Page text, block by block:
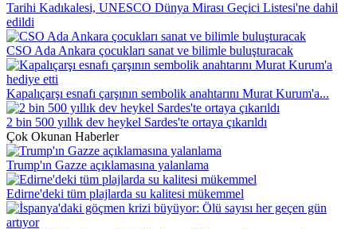
Tarihi Kadıkalesi, UNESCO Dünya Mirası Geçici Listesi'ne dahil
edildi
CSO Ada Ankara çocukları sanat ve bilimle buluşturacak
Kapalıçarşı esnafı çarşının sembolik anahtarını Murat Kurum'a...
2 bin 500 yıllık dev heykel Sardes'te ortaya çıkarıldı
Çok Okunan Haberler
Trump'ın Gazze açıklamasına yalanlama
Edirne'deki tüm plajlarda su kalitesi mükemmel